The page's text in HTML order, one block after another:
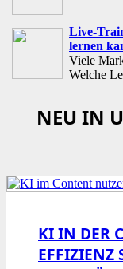
Live-
lernen
Viele
Welche
NEU IN
KI IN DER
EFFIZIENZ